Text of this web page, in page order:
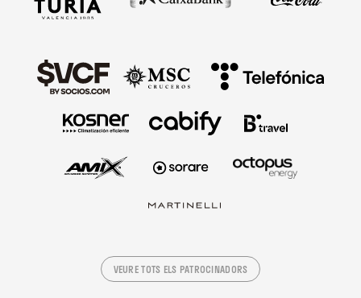
VEURE TOTS ELS PATROCINADORS